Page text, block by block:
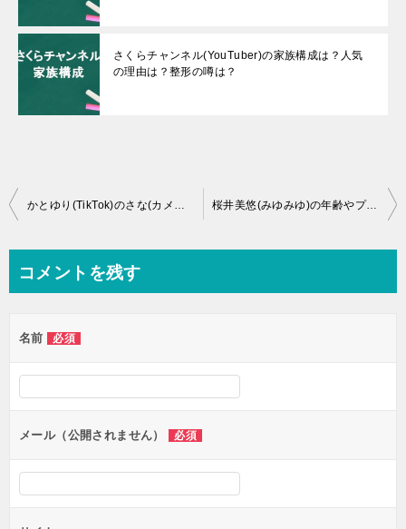
さくらチャンネル(YouTuber)の家族構成は？人気
の理由は？整形の噂は？
投
ビ
ー
シ
ン
かとゆり(TikTok)のさな(カメラマン)は何者？年齢や本名やプロフィールは？結婚や彼氏やSNSは？ 桜井美悠(みゆみゆ)の年齢やプロフィールや職業は？ぎしとの出会いやSNSは？
コメントを残す
名前 必須
メール（公開されません） 必須